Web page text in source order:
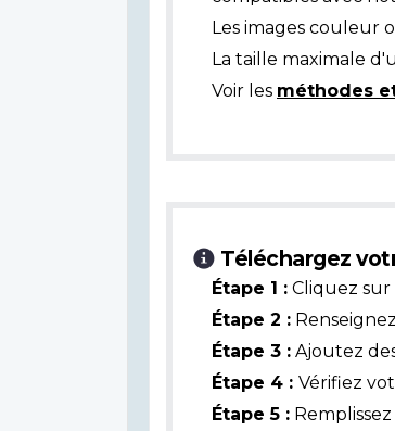
Les images couleur
La taille maximale
Voir les méthodes
Téléchargez
Étape 1 : Cliquez
Étape 2 :
Étape 3 : Ajoutez
Étape 4 : Vérifiez
Étape 5 :